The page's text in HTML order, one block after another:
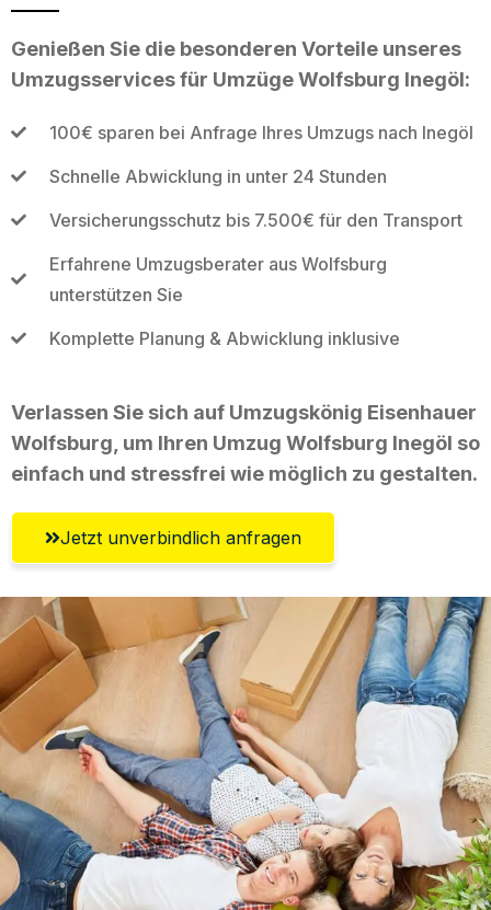
Genießen Sie die besonderen Vorteile unseres
Umzugsservices für Umzüge Wolfsburg Inegöl:
100€ sparen bei Anfrage Ihres Umzugs nach Inegöl
Schnelle Abwicklung in unter 24 Stunden
Versicherungsschutz bis 7.500€ für den Transport
Erfahrene Umzugsberater aus Wolfsburg
unterstützen Sie
Komplette Planung & Abwicklung inklusive
Verlassen Sie sich auf Umzugskönig Eisenhauer
Wolfsburg, um Ihren Umzug Wolfsburg Inegöl so
einfach und stressfrei wie möglich zu gestalten.
Jetzt unverbindlich anfragen